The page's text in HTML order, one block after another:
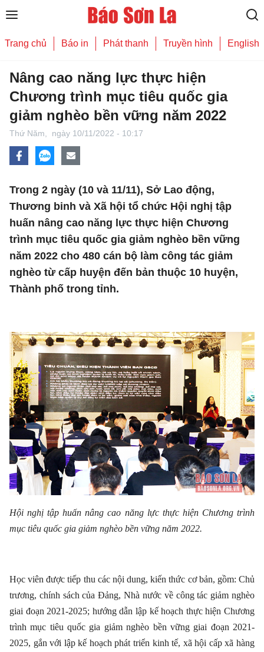
Trang chủ Báo in Phát thanh Truyền hình English
Nâng cao năng lực thực hiện
Chương trình mục tiêu quốc gia
giảm nghèo bền vững năm 2022
Thứ Năm, ngày 10/11/2022 - 10:17
Trong 2 ngày (10 và 11/11), Sở Lao động,
Thương binh và Xã hội tổ chức Hội nghị tập
huấn nâng cao năng lực thực hiện Chương
trình mục tiêu quốc gia giảm nghèo bền vững
năm 2022 cho 480 cán bộ làm công tác giảm
nghèo từ cấp huyện đến bản thuộc 10 huyện,
Thành phố trong tỉnh.
Hội nghị tập huấn nâng cao năng lực thực hiện Chương trình
mục tiêu quốc gia giảm nghèo bền vững năm 2022.
Học viên được tiếp thu các nội dung, kiến thức cơ bản, gồm: Chủ
trương, chính sách của Đảng, Nhà nước về công tác giảm nghèo
giai đoạn 2021-2025; hướng dẫn lập kế hoạch thực hiện Chương
trình mục tiêu quốc gia giảm nghèo bền vững giai đoạn 2021-
2025, gắn với lập kế hoạch phát triển kinh tế, xã hội cấp xã hàng